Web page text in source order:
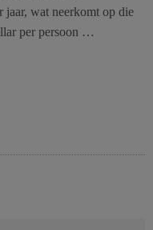
jaar, wat neerkomt op die
per persoon …